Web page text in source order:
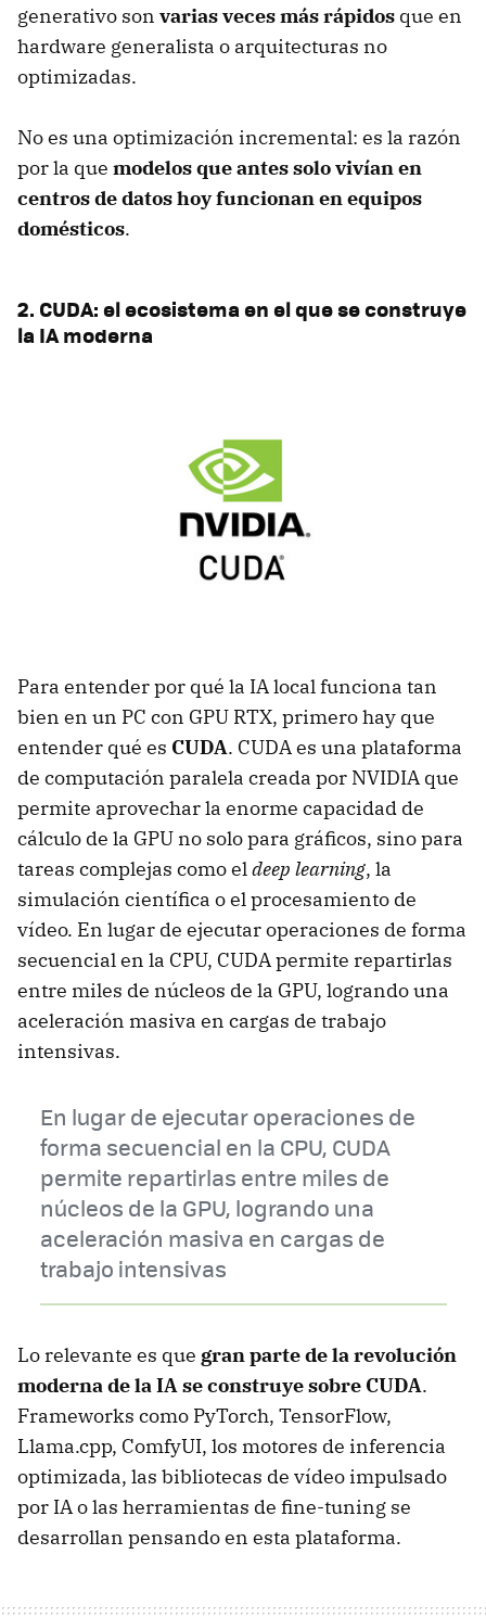
generativo son varias veces más rápidos que en
hardware generalista o arquitecturas no
optimizadas.
No es una optimización incremental: es la razón
por la que modelos que antes solo vivían en
centros de datos hoy funcionan en equipos
domésticos.
2. CUDA: el ecosistema en el que se construye
la IA moderna
Para entender por qué la IA local funciona tan
bien en un PC con GPU RTX, primero hay que
entender qué es CUDA. CUDA es una plataforma
de computación paralela creada por NVIDIA que
permite aprovechar la enorme capacidad de
cálculo de la GPU no solo para gráficos, sino para
tareas complejas como eldeep learning, la
simulación científica o el procesamiento de
vídeo. En lugar de ejecutar operaciones de forma
secuencial en la CPU, CUDA permite repartirlas
entre miles de núcleos de la GPU, logrando una
aceleración masiva en cargas de trabajo
intensivas.
En lugar de ejecutar operaciones de
forma secuencial en la CPU, CUDA
permite repartirlas entre miles de
núcleos de la GPU, logrando una
aceleración masiva en cargas de
trabajo intensivas
Lo relevante es que gran parte de la revolución
moderna de la IA se construye sobre CUDA.
Frameworks como PyTorch, TensorFlow,
Llama.cpp, ComfyUI, los motores de inferencia
optimizada, las bibliotecas de vídeo impulsado
por IA o las herramientas de fine-tuning se
desarrollan pensando en esta plataforma.